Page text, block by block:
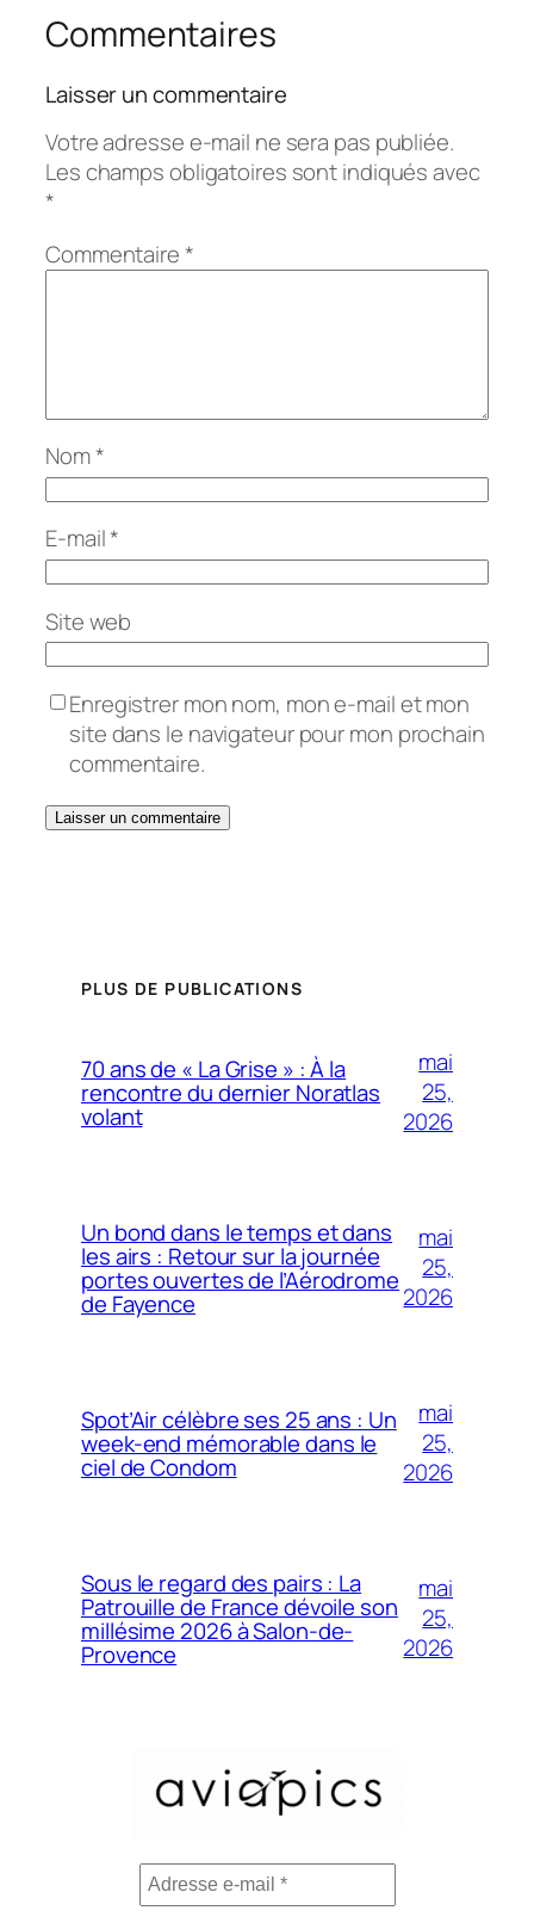
Commentaires
Laisser un commentaire
Votre adresse e-mail ne sera pas publiée.
Les champs obligatoires sont indiqués avec
*
Commentaire*
Nom*
E-mail*
Site web
Enregistrer mon nom, mon e-mail et mon
site dans le navigateur pour mon prochain
commentaire.
PLUS DE PUBLICATIONS
70 ans de « La Grise » : À la
rencontre du dernier Noratlas
volant
mai
25,
2026
Un bond dans le temps et dans
les airs : Retour sur la journée
portes ouvertes de l’Aérodrome
de Fayence
mai
25,
2026
Spot’Air célèbre ses 25 ans : Un
week-end mémorable dans le
ciel de Condom
mai
25,
2026
Sous le regard des pairs : La
Patrouille de France dévoile son
millésime 2026 à Salon-de-
Provence
mai
25,
2026